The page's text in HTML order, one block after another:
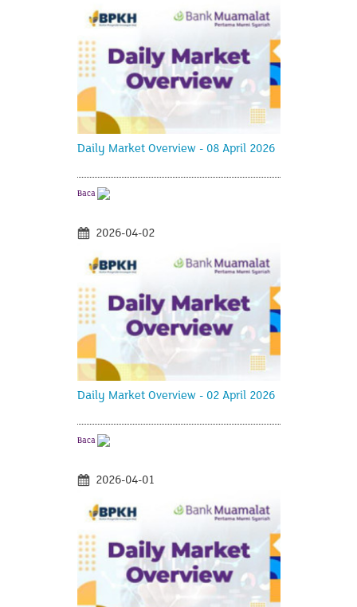
Daily Market Overview - 08 April 2026
Baca
2026-04-02
Daily Market Overview - 02 April 2026
Baca
2026-04-01